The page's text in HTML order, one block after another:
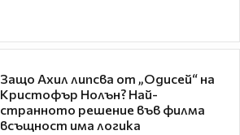
Защо Ахил липсва от „Одисей“ на
Кристофър Нолън? Най-
странното решение във филма
всъщност има логика